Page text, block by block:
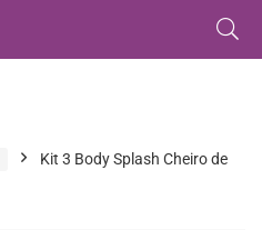
Kit 3 Body Splash Cheiro de